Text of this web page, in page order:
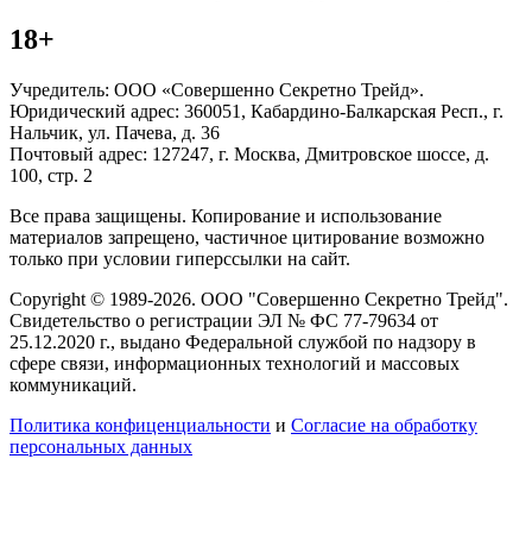
18+
Учредитель: ООО «Совершенно Секретно Трейд».
Юридический адрес: 360051, Кабардино-Балкарская Респ., г.
Нальчик, ул. Пачева, д. 36
Почтовый адрес: 127247, г. Москва, Дмитровское шоссе, д.
100, стр. 2
Все права защищены. Копирование и использование
материалов запрещено, частичное цитирование возможно
только при условии гиперссылки на сайт.
Copyright © 1989-2026. ООО "Совершенно Секретно Трейд".
Свидетельство о регистрации ЭЛ № ФС 77-79634 от
25.12.2020 г., выдано Федеральной службой по надзору в
сфере связи, информационных технологий и массовых
коммуникаций.
Политика конфиценциальности и Согласие на обработку
персональных данных